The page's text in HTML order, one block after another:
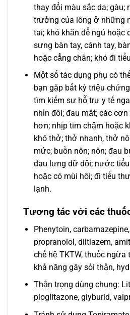
thay đổi màu sắc da; gàu;
trưởng của lông ở những
tai; khó khăn để ngủ hoặc
sưng bàn tay, cánh tay,
hoặc cẳng chân; khó đi
Một số tác dụng phụ có
bạn gặp bất kỳ triệu
tìm kiếm sự hỗ trự y tế
nhìn đôi; đau mắt; các
hơn; nhịp tim chậm hoặc
khó thở; thở nhanh, thở
mức; buồn nôn; nôn; đau
đau lưng dữ dội; nước
hoặc có mùi hôi; đi tiểu
lạnh.
Tương tác với các
Phenytoin,
propranolol, diltiazem,
chế hệ TKTW, thuốc ngừa
khả năng gây sỏi thận,
Thận trọng dùng chung:
pioglitazone, glyburid,